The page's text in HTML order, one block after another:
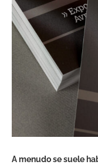
A menudo se suele